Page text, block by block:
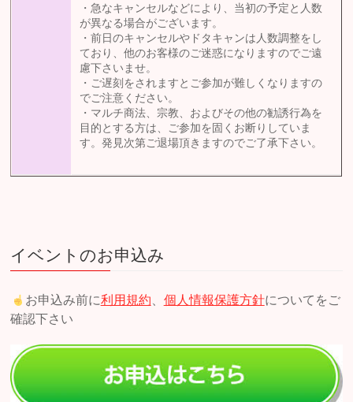
・急なキャンセルなどにより、当初の予定と人数
が異なる場合がございます。
・前日のキャンセルやドタキャンは人数調整をし
ており、他のお客様のご迷惑になりますのでご遠
慮下さいませ。
・ご遅刻をされますとご参加が難しくなりますの
でご注意ください。
・マルチ商法、宗教、およびその他の勧誘行為を
目的とする方は、ご参加を固くお断りしていま
す。発見次第ご退場頂きますのでご了承下さい。
イベントのお申込み
お申込み前に利用規約 個人情報保護方針についてをご
確認下さい